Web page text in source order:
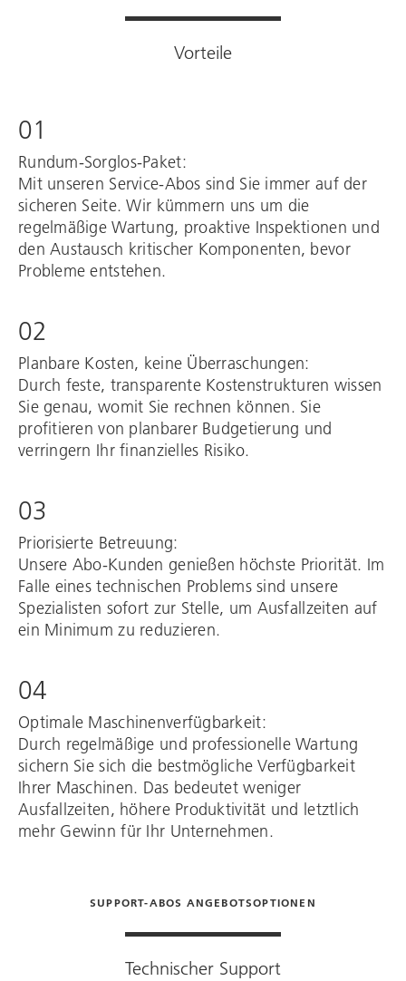
Vorteile
01
Rundum-Sorglos-Paket:
Mit unseren Service-Abos sind Sie immer auf der
sicheren Seite. Wir kümmern uns um die
regelmäßige Wartung, proaktive Inspektionen und
den Austausch kritischer Komponenten, bevor
Probleme entstehen.
02
Planbare Kosten, keine Überraschungen:
Durch feste, transparente Kostenstrukturen wissen
Sie genau, womit Sie rechnen können. Sie
profitieren von planbarer Budgetierung und
verringern Ihr finanzielles Risiko.
03
Priorisierte Betreuung:
Unsere Abo-Kunden genießen höchste Priorität. Im
Falle eines technischen Problems sind unsere
Spezialisten sofort zur Stelle, um Ausfallzeiten auf
ein Minimum zu reduzieren.
04
Optimale Maschinenverfügbarkeit:
Durch regelmäßige und professionelle Wartung
sichern Sie sich die bestmögliche Verfügbarkeit
Ihrer Maschinen. Das bedeutet weniger
Ausfallzeiten, höhere Produktivität und letztlich
mehr Gewinn für Ihr Unternehmen.
SUPPORT-ABOS ANGEBOTSOPTIONEN
Technischer Support